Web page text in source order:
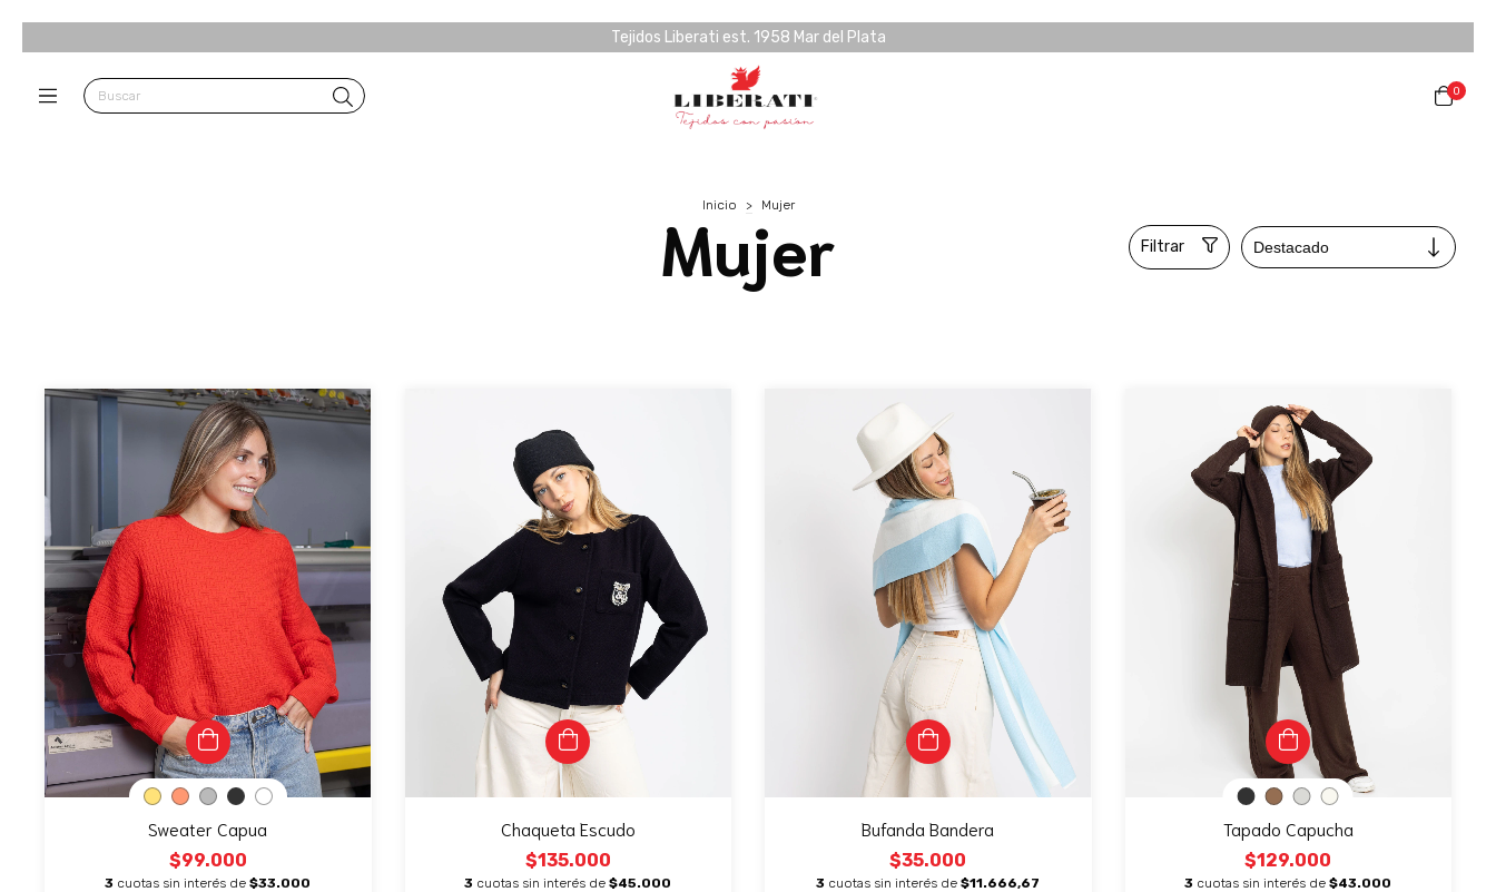
Tejidos Liberati est. 1958 Mar del Plata
0
Inicio > Mujer
Mujer Filtrar
Sweater Capua
$99.000
3 cuotas sin interés de$33.000
Chaqueta Escudo
$135.000
3 cuotas sin interés de$45.000
Bufanda Bandera
$35.000
3 cuotas sin interés de$11.666,67
Tapado Capucha
$129.000
3 cuotas sin interés de$43.000